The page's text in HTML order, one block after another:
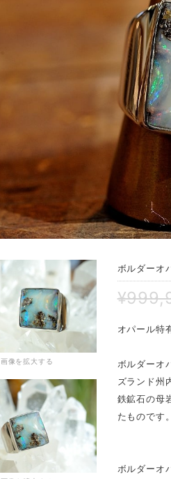
画像を拡大する
ボルダーオ
オパール特
ボルダーオ
ズランド州
鉄鉱石の母
たものです。
ボルダーオ